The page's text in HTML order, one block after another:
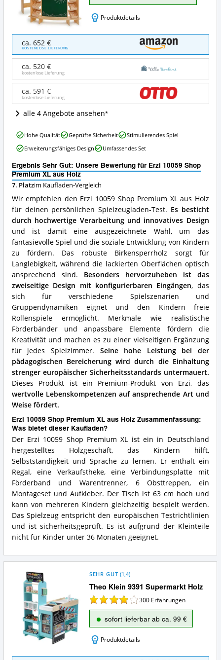
Produktdetails
10059
Shop
Premium
aus
Holz
Angebote:
Wo
ist
Kaufladen
erhältlich?
ca. 652 €
KOSTENLOSE LIEFERUNG
ca. 520 €
kostenlose Lieferung
ca. 591 €
kostenlose Lieferung
alle 4 Angebote ansehen
Ergebnis Sehr Gut: Unsere Bewertung für Erzi 10059 Shop
Premium XL aus Holz
7. Platzim Kaufladen-Vergleich
Wir empfehlen den Erzi 10059 Shop Premium XL aus Holz
für deinen persönlichen Spielzeugladen-Test. Es besticht
durch hochwertige Verarbeitung und innovatives Design
und ist damit eine ausgezeichnete Wahl, um das
fantasievolle Spiel und die soziale Entwicklung von Kindern
zu fördern. Das robuste Birkensperrholz sorgt für
Langlebigkeit, während die lackierten Oberflächen optisch
ansprechend sind. Besonders hervorzuheben ist das
zweiseitige Design mit konfigurierbaren Eingängen, das
sich für verschiedene Spielszenarien und
Gruppendynamiken eignet und den Kindern freie
Rollenspiele ermöglicht. Merkmale wie realistische
Förderbänder und anpassbare Elemente fördern die
Kreativität und machen es zu einer vielseitigen Ergänzung
für jedes Spielzimmer. Seine hohe Leistung bei der
pädagogischen Bereicherung wird durch die Einhaltung
strenger europäischer Sicherheitsstandards untermauert.
Dieses Produkt ist ein Premium-Produkt von Erzi, das
wertvolle Lebenskompetenzen auf ansprechende Art und
Weise fördert.
Erzi 10059 Shop Premium XL aus Holz Zusammenfassung:
Was bietet dieser Kaufladen?
Der Erzi 10059 Shop Premium XL ist ein in Deutschland
hergestelltes Holzgeschäft, das Kindern hilft,
Selbstständigkeit und Sprache zu lernen. Er enthält ein
Regal, eine Verkaufstheke, eine Verbindungsplatte mit
Förderband und Warentrenner, 6 Obsttreppen, ein
Montageset und Aufkleber. Der Tisch ist 63 cm hoch und
kann von mehreren Kindern gleichzeitig bespielt werden.
Das Spielzeug entspricht den europäischen Testrichtlinien
und ist sicherheitsgeprüft. Es ist aufgrund der Kleinteile
nicht für Kinder unter 36 Monaten geeignet.
Erzi
10059
Shop
XL
aus
Holz
Vorteile:
Was
spricht
für
diesen
Kaufladen?
Hohe Qualität Geprüfte Sicherheit
Stimulierendes Spiel
Erweiterungsfähiges Design
Umfassendes Set
Theo Klein 9391 Supermarkt Holz
SEHR GUT (1,4)
300 Erfahrungen
sofort lieferbar ab ca. 99 €
Produktdetails